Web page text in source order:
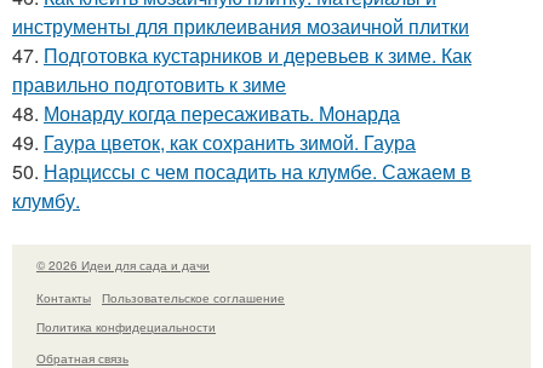
инструменты для приклеивания мозаичной плитки
47. Подготовка кустарников и деревьев к зиме. Как
правильно подготовить к зиме
48. Монарду когда пересаживать. Монарда
49. Гаура цветок, как сохранить зимой. Гаура
50. Нарциссы с чем посадить на клумбе. Сажаем в
клумбу.
© 2026 Идеи для сада и дачи
Контакты
Пользовательское соглашение
Политика конфидециальности
Обратная связь